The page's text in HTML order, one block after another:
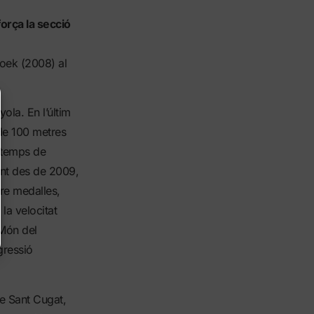
la secció
(2008) al
En l’últim
100 metres
de
des de 2009,
medalles,
la velocitat
del
Sant Cugat,